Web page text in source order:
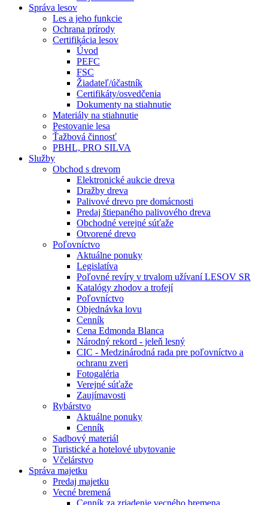
Správa lesov
Les a jeho funkcie
Ochrana prírody
Certifikácia lesov
Úvod
PEFC
FSC
Žiadateľ/účastník
Certifikáty/osvedčenia
Dokumenty na stiahnutie
Materiály na stiahnutie
Pestovanie lesa
Ťažbová činnosť
PBHL, PRO SILVA
Služby
Obchod s drevom
Elektronické aukcie dreva
Dražby dreva
Palivové drevo pre domácnosti
Predaj štiepaného palivového dreva
Obchodné verejné súťaže
Otvorené drevo
Poľovníctvo
Aktuálne ponuky
Legislatíva
Poľovné revíry v trvalom užívaní LESOV SR
Katalógy zhodov a trofejí
Poľovníctvo
Objednávka lovu
Cenník
Cena Edmonda Blanca
Národný rekord - jeleň lesný
CIC - Medzinárodná rada pre poľovníctvo a
ochranu zveri
Fotogaléria
Verejné súťaže
Zaujímavosti
Rybárstvo
Aktuálne ponuky
Cenník
Sadbový materiál
Turistické a hotelové ubytovanie
Včelárstvo
Správa majetku
Predaj majetku
Vecné bremená
Cenník za zriadenie vecného bremena